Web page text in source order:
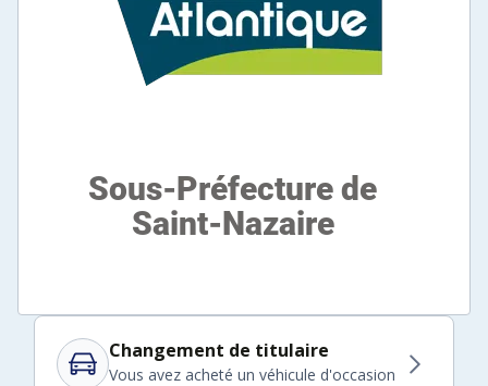
Changement de titulaire
Vous avez acheté un véhicule d'occasion